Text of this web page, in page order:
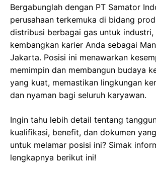
Bergabunglah dengan PT Samator
perusahaan terkemuka di bidang
distribusi berbagai gas untuk industri,
kembangkan karier Anda sebagai
Jakarta. Posisi ini menawarkan
memimpin dan membangun budaya
yang kuat, memastikan lingkungan
dan nyaman bagi seluruh karyawan.
Ingin tahu lebih detail tentang
kualifikasi, benefit, dan dokumen
untuk melamar posisi ini? Simak
lengkapnya berikut ini!